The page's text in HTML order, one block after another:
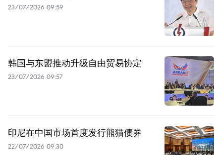
23/07/2026 09:59
韩国与东盟推动升级自由贸易协定
23/07/2026 09:57
印尼在中国市场首度发行熊猫债券
22/07/2026 09:30